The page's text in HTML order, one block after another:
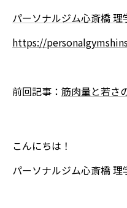
パーソナルジム心斎橋
https://
前回記事： 筋肉量と若さ
こんにちは！
パーソナルジム心斎橋